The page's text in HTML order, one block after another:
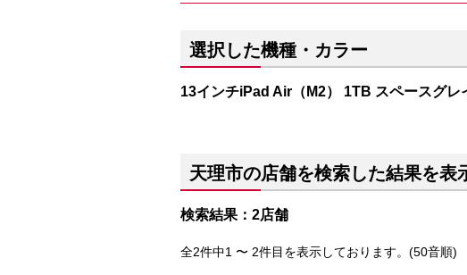
選択した機種・カラー
13インチiPad Air（M2） 1TB スペースグレ
天理市の店舗を検索した結果を表
検索結果：2店舗
全2件中1 〜 2件目を表示しております。(50音順)